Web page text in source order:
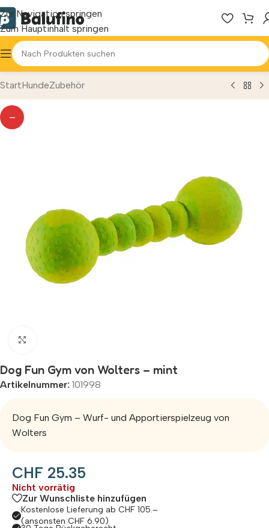
Zur Navigation springen
Zum Hauptinhalt springen
StartHundeZubehör
—
Dog Fun Gym von Wolters – mint
Artikelnummer: 101998
Dog Fun Gym – Wurf- und Apportierspielzeug von
Wolters
CHF 25.35
Nicht vorrätig
Zur Wunschliste hinzufügen
Kostenlose Lieferung ab CHF 105.–
(ansonsten CHF 6.90)